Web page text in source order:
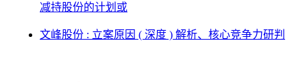
减持股份的计划或
文峰股份 : 立案原因 ( 深度 ) 解析、核心竞争力研判